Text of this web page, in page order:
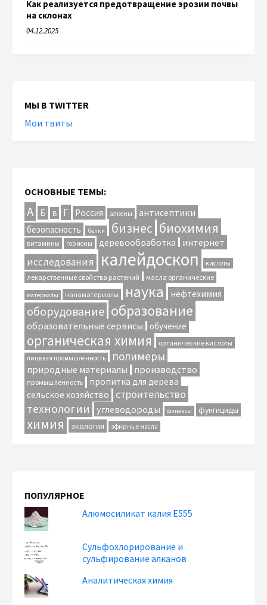
Как реализуется предотвращение эрозии почвы
на склонах
04.12.2025
МЫ В TWITTER
Мои твиты
ОСНОВНЫЕ ТЕМЫ:
А Б В Г Россия алкены антисептики
безопасность белки бизнес биохимия
витамины гормоны деревообработка интернет
исследования калейдоскоп кислоты
лекарственные свойства растений масла органические
материалы наноматериалы наука нефтехимия
оборудование образование
образовательные сервисы обучение
органическая химия органические кислоты
пищевая промышленность полимеры
природные материалы производство
промышленность
пропитка для дерева
сельское хозяйство
строительство
технологии углеводороды финансы фунгициды
химия экология эфирные масла
ПОПУЛЯРНОЕ
Алюмосиликат калия Е555
Сульфохлорирование и
сульфирование алканов
Аналитическая химия